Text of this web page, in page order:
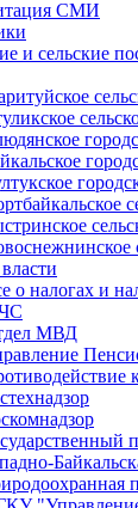
СМИ
и сельские
о налогах и
МВД